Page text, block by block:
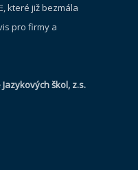
které již bezmála
pro firmy a
škol, z.s.